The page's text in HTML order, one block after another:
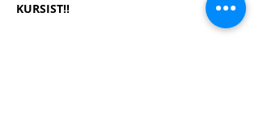
KURSIST!!